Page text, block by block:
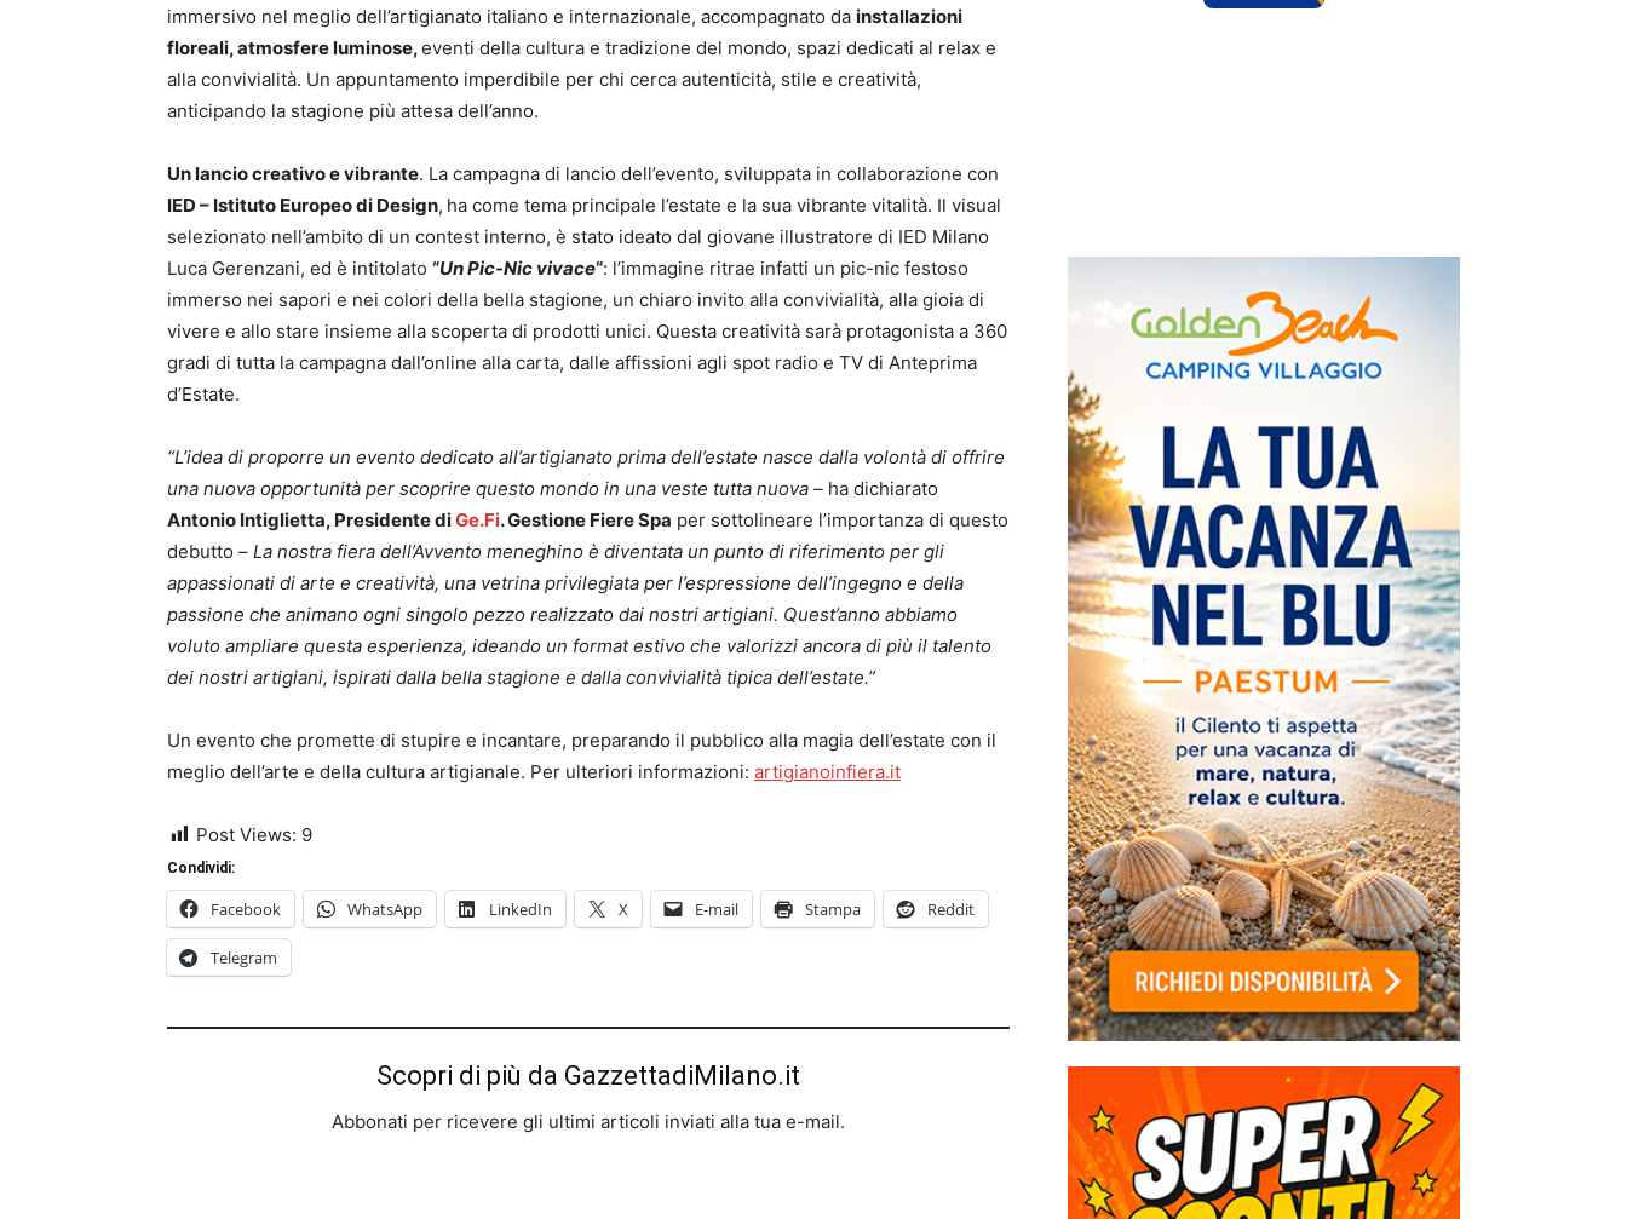
immersivo nel meglio dell’artigianato italiano e internazionale, accompagnato da installazioni
floreali, atmosfere luminose,eventi della cultura e tradizione del mondo, spazi dedicati al relax e
alla convivialità. Un appuntamento imperdibile per chi cerca autenticità, stile e creatività,
anticipando la stagione più attesa dell’anno.
Un lancio creativo e vibrante. La campagna di lancio dell’evento, sviluppata in collaborazione con
IED – Istituto Europeo di Design, ha come tema principale l’estate e la sua vibrante vitalità. Il visual
selezionato nell’ambito di un contest interno, è stato ideato dal giovane illustratore di IED Milano
Luca Gerenzani, ed è intitolato “Un Pic-Nic vivace“: l’immagine ritrae infatti un pic-nic festoso
immerso nei sapori e nei colori della bella stagione, un chiaro invito alla convivialità, alla gioia di
vivere e allo stare insieme alla scoperta di prodotti unici. Questa creatività sarà protagonista a 360
gradi di tutta la campagna dall’online alla carta, dalle affissioni agli spot radio e TV di Anteprima
d’Estate.
“L’idea di proporre un evento dedicato all’artigianato prima dell’estate nasce dalla volontà di offrire
una nuova opportunità per scoprire questo mondo in una veste tutta nuova – ha dichiarato
Antonio Intiglietta, Presidente diGe.Fi. Gestione Fiere Spa per sottolineare l’importanza di questo
debutto – La nostra fiera dell’Avvento meneghino è diventata un punto di riferimento per gli
appassionati di arte e creatività, una vetrina privilegiata per l’espressione dell’ingegno e della
passione che animano ogni singolo pezzo realizzato dai nostri artigiani. Quest’anno abbiamo
voluto ampliare questa esperienza, ideando un format estivo che valorizzi ancora di più il talento
dei nostri artigiani, ispirati dalla bella stagione e dalla convivialità tipica dell’estate.”
Un evento che promette di stupire e incantare, preparando il pubblico alla magia dell’estate con il
meglio dell’arte e della cultura artigianale. Per ulteriori informazioni: artigianoinfiera.it
Post Views: 9
Condividi:
Facebook WhatsApp LinkedIn X E-mail Stampa Reddit
Telegram
Scopri di più da GazzettadiMilano.it
Abbonati per ricevere gli ultimi articoli inviati alla tua e-mail.